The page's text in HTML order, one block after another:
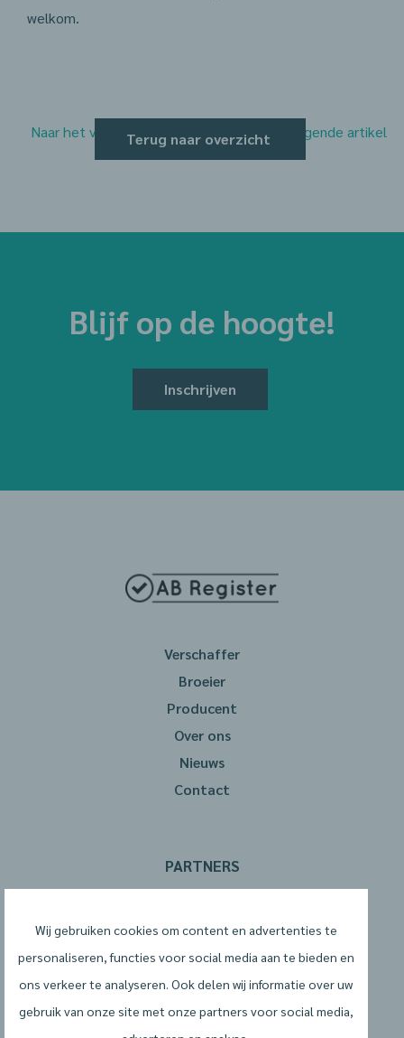
welkom.
Naar het vorige artikel Naar het volgende artikel
Terug naar overzicht
Blijf op de hoogte!
Inschrijven
Verschaffer
Broeier
Producent
Over ons
Nieuws
Contact
PARTNERS
Wij gebruiken cookies om content en advertenties te
personaliseren, functies voor social media aan te bieden en
ons verkeer te analyseren. Ook delen wij informatie over uw
gebruik van onze site met onze partners voor social media,